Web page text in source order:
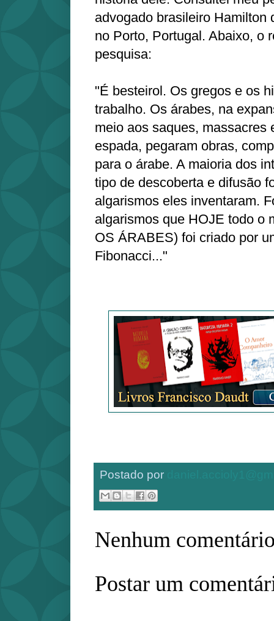
advogado brasileiro Hamilton
no Porto, Portugal. Abaixo, o
pesquisa:
"É besteirol. Os gregos e os
trabalho. Os árabes, na
meio aos saques, massacres
espada, pegaram obras,
para o árabe. A maioria dos
tipo de descoberta e difusão
algarismos eles inventaram.
algarismos que HOJE todo o
OS ÁRABES) foi criado por
Fibonacci..."
Postado por
Nenhum
Postar um